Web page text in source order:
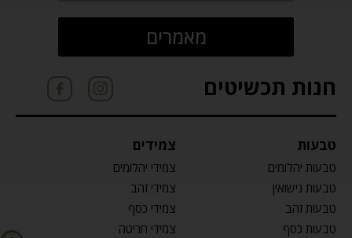
מאמרים
חנות תכשיטים
טבעות
טבעות יהלומים
טבעות נישואין
טבעות זהב
טבעות כסף
צמידים
צמידי יהלומים
צמידי זהב
צמידי כסף
צמידי חריטה